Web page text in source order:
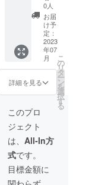
合、
データ
はai形
式でお
送りく
ださ
い。 ※
ニック
ネーム
能で
試写会
の日
程、会
場詳細
は別途
ご連絡
入くだ
さい。
※企業ロ
ゴデー
タを掲
載の場
合、
データ
はai形
式でお
ださ
い。 ※
ニック
ネーム
での掲
載も可
能で
す。
にあな
たのお
名前を
掲載し
ます！
・エン
ドロー
ル ・パ
ンフ
レット
イヤー
映画を
観に来
てくだ
さる方
にPRで
きま
す。 ※
『バウ
ムクー
ヘン』
のスペ
シャル
スポン
サーに
なれる
権利で
す。 ①
ものに
あなた
のお名
前を掲
載しま
す！ ・
エンド
ロール
0人
お届
け予
定：
2023
年07
月
詳細を見る
こ
の
リ
タ
ー
ン
を
選
択
す
る
このプロ
ジェクト
は、 All-In方
式です。
目標金額に